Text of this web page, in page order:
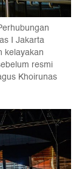
I Jakarta
kelayakan
resmi
Khoirunas